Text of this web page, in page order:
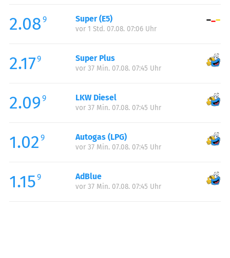
2.08 9 Super (E5)
vor 1 Std. 07.08. 07:06 Uhr
2.179 Super Plus
vor 37 Min. 07.08. 07:45 Uhr
2.09 9 LKW Diesel
vor 37 Min. 07.08. 07:45 Uhr
1.02 9 Autogas (LPG)
vor 37 Min. 07.08. 07:45 Uhr
1.159 AdBlue
vor 37 Min. 07.08. 07:45 Uhr